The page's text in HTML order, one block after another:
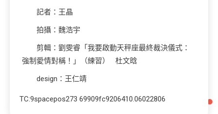
記者：王晶
拍攝：魏浩宇
剪輯：劉雯睿「我要啟動天秤座最終裁決儀式：
強制愛情對稱！」（練習） 杜文晗
design：王仁靖
TC:9spacepos273 69909fc9206410.06022806